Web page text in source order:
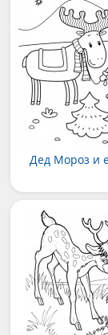
Дед Мороз и